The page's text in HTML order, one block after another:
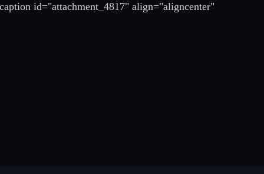
id="attachment_4817" align="aligncenter"